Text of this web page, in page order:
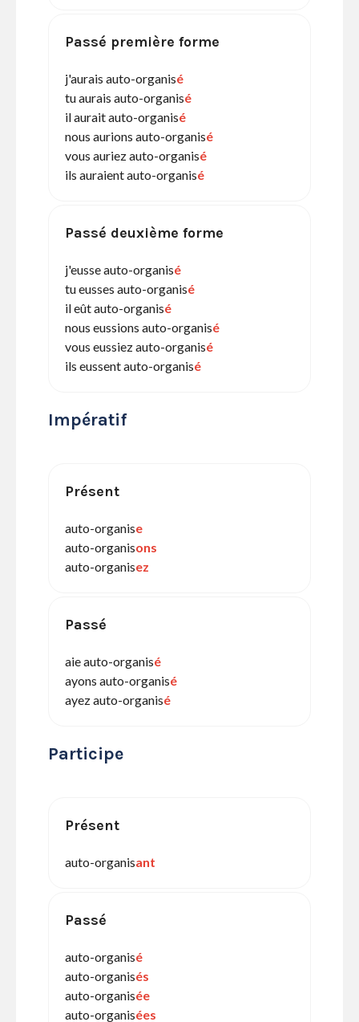
Passé première forme
j'aurais auto-organisé
tu aurais auto-organisé
il aurait auto-organisé
nous aurions auto-organisé
vous auriez auto-organisé
ils auraient auto-organisé
Passé deuxième forme
j'eusse auto-organisé
tu eusses auto-organisé
il eût auto-organisé
nous eussions auto-organisé
vous eussiez auto-organisé
ils eussent auto-organisé
Impératif
Présent
auto-organise
auto-organisons
auto-organisez
Passé
aie auto-organisé
ayons auto-organisé
ayez auto-organisé
Participe
Présent
auto-organisant
Passé
auto-organisé
auto-organisés
auto-organisée
auto-organisées